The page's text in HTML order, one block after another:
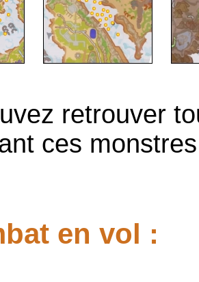
retrouver
ces
en vol :